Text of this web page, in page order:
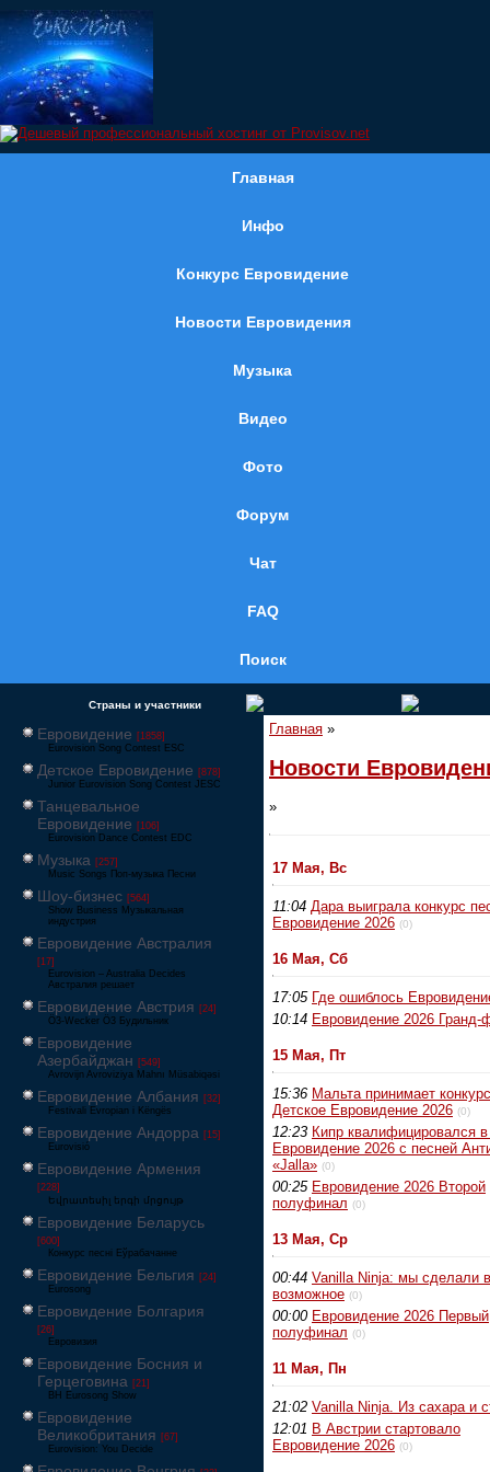
Главная
Инфо
Конкурс Евровидение
Новости Евровидения
Музыка
Видео
Фото
Форум
Чат
FAQ
Поиск
Страны и участники
Евровидение [1858]
Eurovision Song Contest ESC
Детское Евровидение [878]
Junior Eurovision Song Contest JESC
Танцевальное
Евровидение [106]
Eurovision Dance Contest EDC
Музыка [257]
Music Songs Поп-музыка Песни
Шоу-бизнес [564]
Show Business Музыкальная
индустрия
Евровидение Австралия
[17]
Eurovision – Australia Decides
Австралия решает
Евровидение Австрия [24]
Ö3-Wecker Ö3 Будильник
Евровидение
Азербайджан [549]
Avrovijn Avroviziya Mahnı Müsabiqəsi
Евровидение Албания [32]
Festivali Evropian i Këngës
Евровидение Андорра [15]
Eurovisió
Евровидение Армения
[228]
Եվրատեսիլ երգի մրցույթ
Евровидение Беларусь
[600]
Конкурс песні Еўрабачанне
Евровидение Бельгия [24]
Eurosong
Евровидение Болгария
[26]
Евровизия
Евровидение Босния и
Герцеговина [21]
BH Eurosong Show
Евровидение
Великобритания [67]
Eurovision: You Decide
Главная »
Новости
»
17 Мая, Вс
11:04 Дара выиграла конкурс
Евровидение 2026 (0)
16 Мая, Сб
17:05 Где ошиблось
10:14 Евровидение 2026 Гранд-
15 Мая, Пт
15:36 Мальта принимает
Детское Евровидение 2026 (0)
12:23 Кипр квалифицировался
Евровидение 2026 с песней
«Jalla» (0)
00:25 Евровидение 2026 Второй
полуфинал (0)
13 Мая, Ср
00:44 Vanilla Ninja: мы сделали
возможное (0)
00:00 Евровидение 2026 Первый
полуфинал (0)
11 Мая, Пн
21:02 Vanilla Ninja. Из сахара и
12:01 В Австрии стартовало
Евровидение 2026 (0)